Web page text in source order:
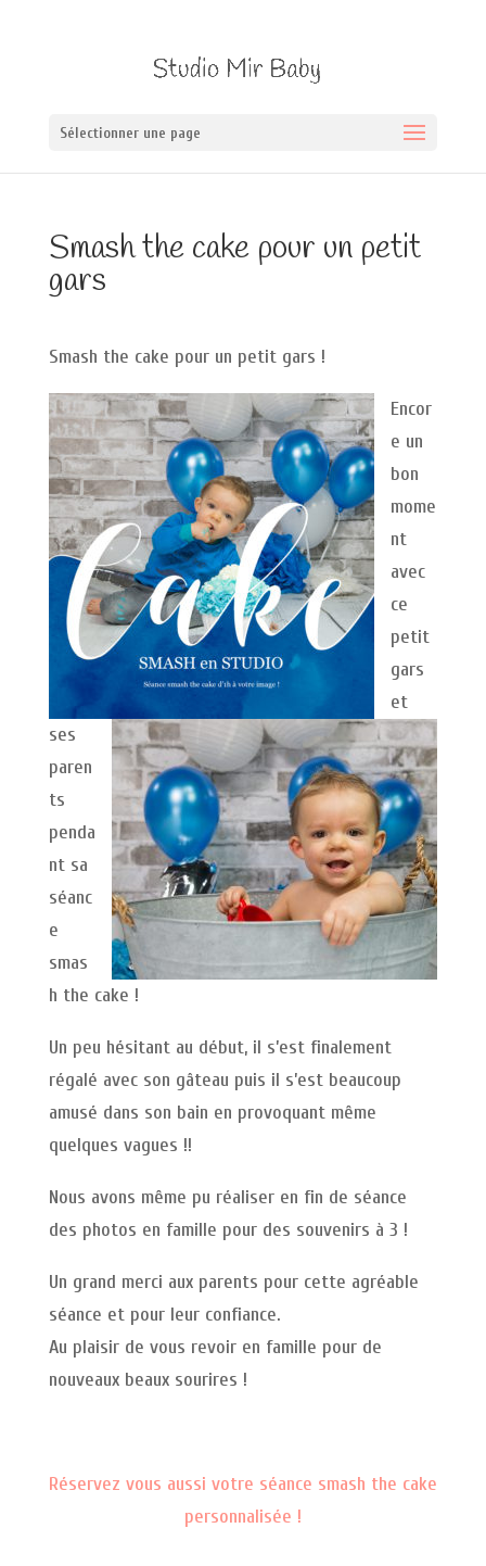
Sélectionner une page
Smash the cake pour un petit
gars
Smash the cake pour un petit gars !
Encor
e un
bon
mome
nt
avec
ce
petit
gars
et
ses
paren
ts
penda
nt sa
séanc
e
smas
h the cake !
Un peu hésitant au début, il s’est finalement
régalé avec son gâteau puis il s’est beaucoup
amusé dans son bain en provoquant même
quelques vagues !!
Nous avons même pu réaliser en fin de séance
des photos en famille pour des souvenirs à 3 !
Un grand merci aux parents pour cette agréable
séance et pour leur confiance.
Au plaisir de vous revoir en famille pour de
nouveaux beaux sourires !
Réservez vous aussi votre séance smash the cake
personnalisée !